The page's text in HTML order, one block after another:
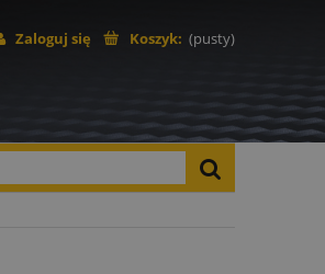
Koszyk: (pusty)
Zaloguj się